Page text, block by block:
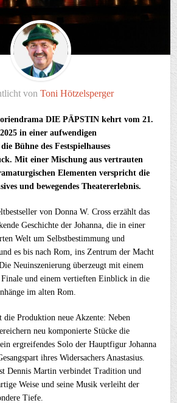
von Toni Hötzelsperger
DIE PÄPSTIN kehrt vom 21.
in einer aufwendigen
Bühne des Festspielhauses
Mit einer Mischung aus vertrauten
Elementen verspricht die
und bewegendes Theatererlebnis.
von Donna W. Cross erzählt das
Geschichte der Johanna, die in einer
Welt um Selbstbestimmung und
es bis nach Rom, ins Zentrum der Macht
Neuinszenierung überzeugt mit einem
Finale und einem vertieften Einblick in die
im alten Rom.
die Produktion neue Akzente: Neben
neu komponierte Stücke die
ergreifendes Solo der Hauptfigur Johanna
ihres Widersachers Anastasius.
Dennis Martin verbindet Tradition und
Weise und seine Musik verleiht der
Tiefe.